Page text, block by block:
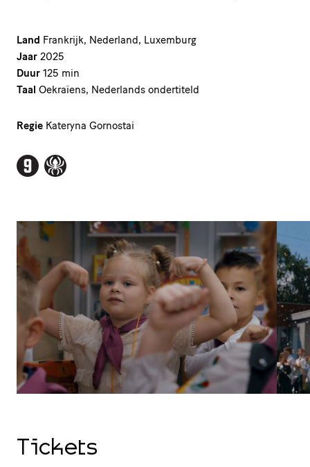
Land Frankrijk, Nederland, Luxemburg
Jaar 2025
Duur 125 min
Taal Oekraïens, Nederlands ondertiteld
Regie Kateryna Gornostai
Tickets